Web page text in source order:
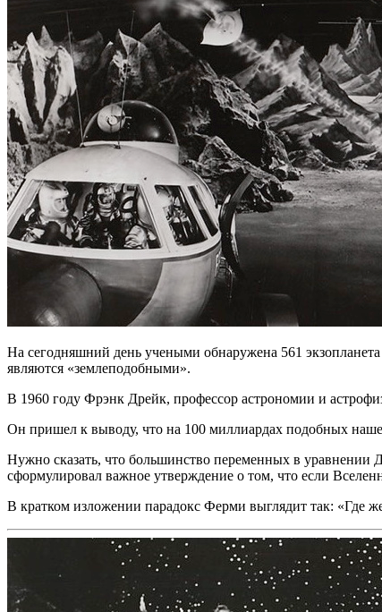
На сегодняшний день учеными обнаружена 561
являются «землеподобными».
В 1960 году Фрэнк Дрейк, профессор астрономии и
Он пришел к выводу, что на 100 миллиардах подобных
Нужно сказать, что большинство переменных в уравнении
сформулировал важное утверждение о том, что если
В кратком изложении парадокс Ферми выглядит так: «Где